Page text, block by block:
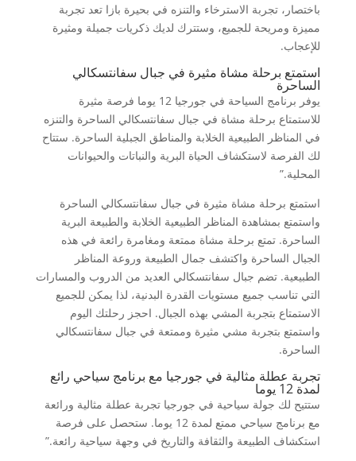
باختصار، تجربة الاسترخاء والتنزه في بحيرة بازا تعد تجربة
مميزة ومريحة للجميع، وستترك لديك ذكريات جميلة ومثيرة
للإعجاب.
استمتع برحلة مشاة مثيرة في جبال سفانتسكالي
الساحرة
يوفر برنامج السياحة في جورجيا 12 يوما فرصة مثيرة
للاستمتاع برحلة مشاة في جبال سفانتسكالي الساحرة والتنزه
في المناظر الطبيعية الخلابة والمناطق الجبلية الساحرة. ستتاح
لك الفرصة لاستكشاف الحياة البرية والنباتات والحيوانات
المحلية.”
استمتع برحلة مشاة مثيرة في جبال سفانتسكالي الساحرة
واستمتع بمشاهدة المناظر الطبيعية الخلابة والطبيعة البرية
الساحرة. تمتع برحلة مشاة ممتعة ومغامرة رائعة في هذه
الجبال الساحرة واكتشف جمال الطبيعة وروعة المناظر
الطبيعية. تضم جبال سفانتسكالي العديد من الدروب والمسارات
التي تناسب جميع مستويات القدرة البدنية، لذا يمكن للجميع
الاستمتاع بتجربة المشي بهذه الجبال. احجز رحلتك اليوم
واستمتع بتجربة مشي مثيرة وممتعة في جبال سفانتسكالي
الساحرة.
تجربة عطلة مثالية في جورجيا مع برنامج سياحي رائع
لمدة 12 يوما
ستتيح لك جولة سياحية في جورجيا تجربة عطلة مثالية ورائعة
مع برنامج سياحي ممتع لمدة 12 يوما. ستحصل على فرصة
استكشاف الطبيعة والثقافة والتاريخ في وجهة سياحية رائعة.”